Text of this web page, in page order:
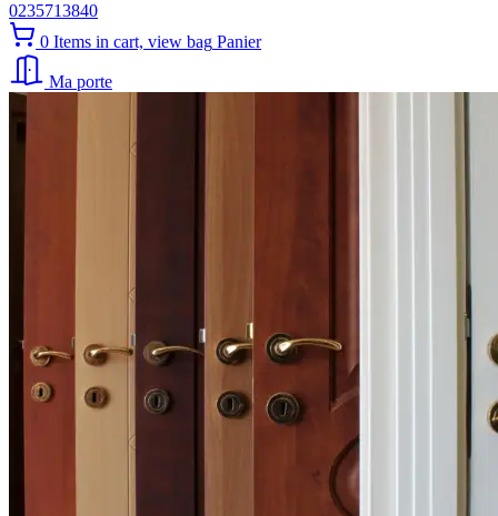
0235713840
0 Items in cart, view bag Panier
Ma porte